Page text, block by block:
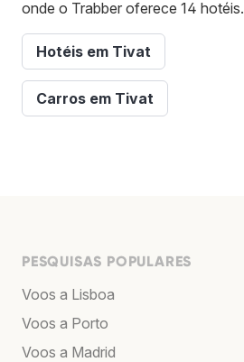
onde o Trabber oferece 14 hotéis.
Hotéis em Tivat
Carros em Tivat
PESQUISAS POPULARES
Voos a Lisboa
Voos a Porto
Voos a Madrid